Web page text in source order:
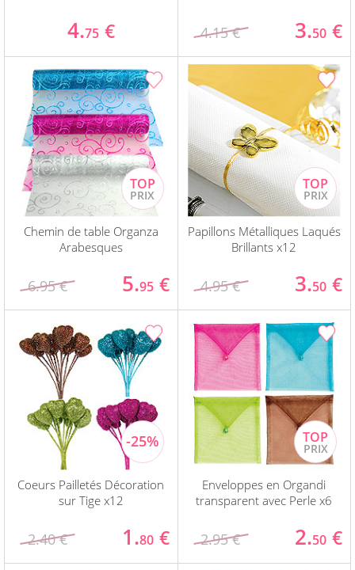
4.75 € 4.15 € 3.50 €
Chemin de table Organza
Arabesques
6.95 € 5.95 €
Papillons Métalliques Laqués
Brillants x12
4.95 € 3.50 €
Coeurs Pailletés Décoration
sur Tige x12
2.40 € 1.80 €
Enveloppes en Organdi
transparent avec Perle x6
2.95 € 2.50 €